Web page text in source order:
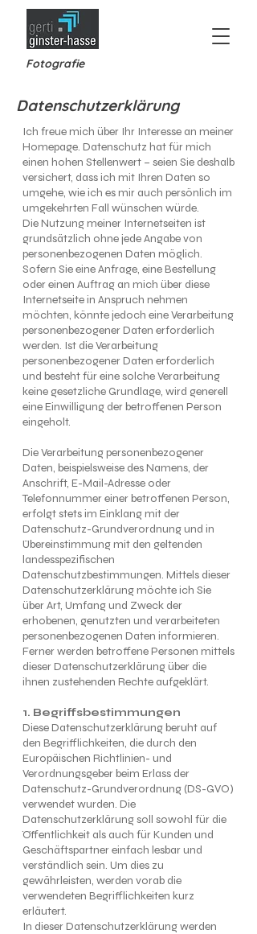
Fotografie
Datenschutzerklärung
Ich freue mich über Ihr Interesse an meiner
Homepage. Datenschutz hat für mich
einen hohen Stellenwert – seien Sie deshalb
versichert, dass ich mit Ihren Daten so
umgehe, wie ich es mir auch persönlich im
umgekehrten Fall wünschen würde.
Die Nutzung meiner Internetseiten ist
grundsätzlich ohne jede Angabe von
personenbezogenen Daten möglich.
Sofern Sie eine Anfrage, eine Bestellung
oder einen Auftrag an mich über diese
Internetseite in Anspruch nehmen
möchten, könnte jedoch eine Verarbeitung
personenbezogener Daten erforderlich
werden. Ist die Verarbeitung
personenbezogener Daten erforderlich
und besteht für eine solche Verarbeitung
keine gesetzliche Grundlage, wird generell
eine Einwilligung der betroffenen Person
eingeholt.
Die Verarbeitung personenbezogener
Daten, beispielsweise des Namens, der
Anschrift, E-Mail-Adresse oder
Telefonnummer einer betroffenen Person,
erfolgt stets im Einklang mit der
Datenschutz-Grundverordnung und in
Übereinstimmung mit den geltenden
landesspezifischen
Datenschutzbestimmungen. Mittels dieser
Datenschutzerklärung möchte ich Sie
über Art, Umfang und Zweck der
erhobenen, genutzten und verarbeiteten
personenbezogenen Daten informieren.
Ferner werden betroffene Personen mittels
dieser Datenschutzerklärung über die
ihnen zustehenden Rechte aufgeklärt.
1. Begriffsbestimmungen
Diese Datenschutzerklärung beruht auf
den Begrifflichkeiten, die durch den
Europäischen Richtlinien- und
Verordnungsgeber beim Erlass der
Datenschutz-Grundverordnung (DS-GVO)
verwendet wurden. Die
Datenschutzerklärung soll sowohl für die
Öffentlichkeit als auch für Kunden und
Geschäftspartner einfach lesbar und
verständlich sein. Um dies zu
gewährleisten, werden vorab die
verwendeten Begrifflichkeiten kurz
erläutert.
In dieser Datenschutzerklärung werden